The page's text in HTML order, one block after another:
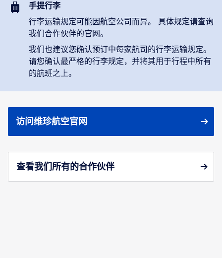
手提行李
行李运输规定可能因航空公司而异。 具体规定请查询
我们合作伙伴的官网。
我们也建议您确认预订中每家航司的行李运输规定。
请您确认最严格的行李规定，并将其用于行程中所有
的航班之上。
访问维珍航空官网
查看我们所有的合作伙伴